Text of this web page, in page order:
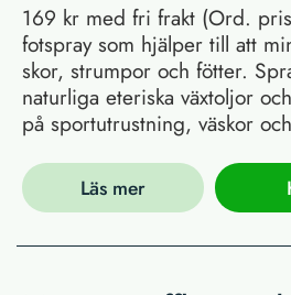
169 kr med fri frakt (Ord.
fotspray som hjälper till att
skor, strumpor och fötter.
naturliga eteriska växtoljor
på sportutrustning, väskor
Läs mer